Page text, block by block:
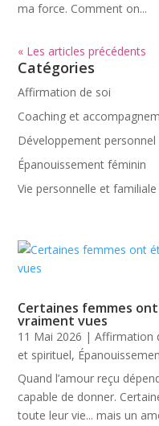
ma force. Comment on...
« Les articles précédents
Catégories
Affirmation de soi
Coaching et
Développement personnel
Épanouissement féminin
Vie personnelle et familiale
Certaines femmes
vraiment vues
11 Mai 2026 |Affirmation
et spirituel,
Quand l’amour reçu
capable de donner.
toute leur vie... mais un